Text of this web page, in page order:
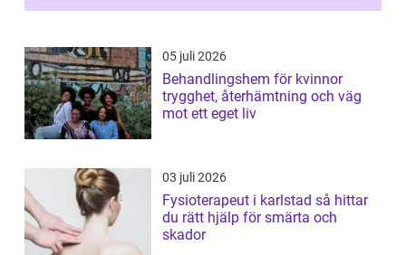
05 juli 2026
Behandlingshem för kvinnor
trygghet, återhämtning och väg
mot ett eget liv
03 juli 2026
Fysioterapeut i karlstad så hittar
du rätt hjälp för smärta och
skador